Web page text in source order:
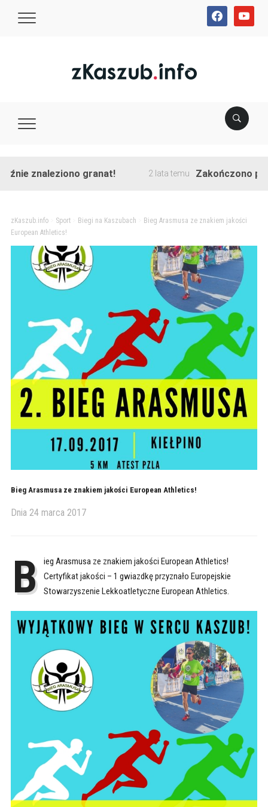
facebookyoutube
znaleziono granat! 2 lata temu Zakończono
zKaszub.info> Sport> Biegi na Kaszubach
Bieg Arasmusa ze znakiem jakości
European Athletics!
Bieg Arasmusa ze znakiem jakości European Athletics!
Dnia 24 marca 2017
B ieg Arasmusa ze znakiem jakości European Athletics!
Certyfikat jakości – 1 gwiazdkę przyznało Europejskie
Stowarzyszenie Lekkoatletyczne European Athletics.